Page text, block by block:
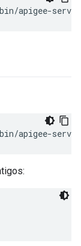
apigee-
apigee-